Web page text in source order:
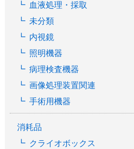
血液処理・採取
未分類
内視鏡
照明機器
病理検査機器
画像処理装置関連
手術用機器
消耗品
クライオボックス